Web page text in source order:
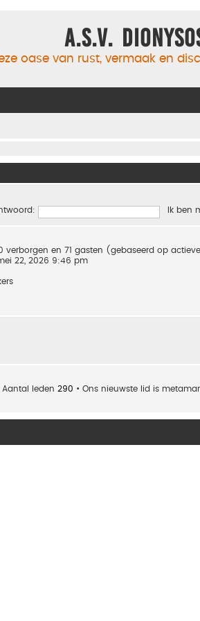
A.S.V.
oase van rust, vermaak en
Ik ben
verborgen en 71 gasten (gebaseerd op
22, 2026 9:46 pm
Aantal leden 290 • Ons nieuwste lid is